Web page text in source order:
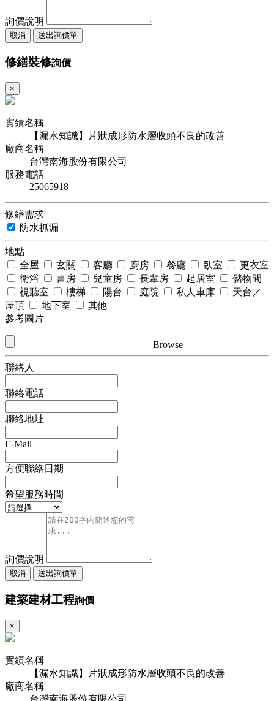
詢價說明
取消 送出詢價單
修繕裝修詢價
×
實績名稱
【漏水知識】片狀成形防水層收頭不良的改善
廠商名稱
台灣南海股份有限公司
服務電話
25065918
修繕需求
防水抓漏
地點
全屋
玄關 客廳 廚房 餐廳 臥室
更衣室
衛浴
書房 兒童房 長輩房 起居室
儲物間
視聽室
樓梯 陽台 庭院 私人車庫
天台／
屋頂
地下室
其他
參考圖片
Browse
聯絡人
聯絡電話
聯絡地址
E-Mail
方便聯絡日期
希望服務時間
詢價說明
取消 送出詢價單
建築建材工程詢價
×
實績名稱
【漏水知識】片狀成形防水層收頭不良的改善
廠商名稱
台灣南海股份有限公司